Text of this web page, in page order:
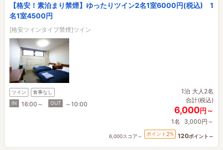
【格安！素泊まり禁煙】ゆったりツイン2名1室6000円(税込) 1
名1室4500円
[格安ツインタイプ禁煙]ツイン
ツイン
食事なし
IN
16:00～ OUT ～10:00
1泊 大人2名
合計(税込)
6,000円～
1名 3,000円～
6,000スコア～ ポイント 2% 120ポイント～